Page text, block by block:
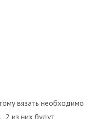
вязать необходимо
2 из них будут